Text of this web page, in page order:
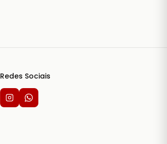
Redes Sociais